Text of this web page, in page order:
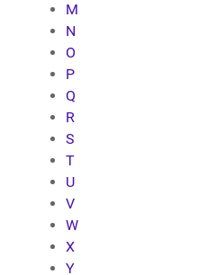
M
N
O
P
Q
R
S
T
U
V
W
X
Y